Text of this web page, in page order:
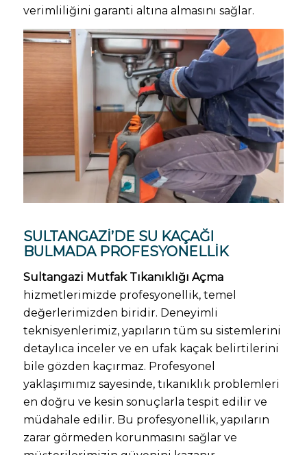
verimliliğini garanti altına almasını sağlar.
SULTANGAZI’DE SU KAÇAĞI
BULMADA PROFESYONELLIK
Sultangazi Mutfak Tıkanıklığı Açma
hizmetlerimizde profesyonellik, temel
değerlerimizden biridir. Deneyimli
teknisyenlerimiz, yapıların tüm su sistemlerini
detaylıca inceler ve en ufak kaçak belirtilerini
bile gözden kaçırmaz. Profesyonel
yaklaşımımız sayesinde, tıkanıklık problemleri
en doğru ve kesin sonuçlarla tespit edilir ve
müdahale edilir. Bu profesyonellik, yapıların
zarar görmeden korunmasını sağlar ve